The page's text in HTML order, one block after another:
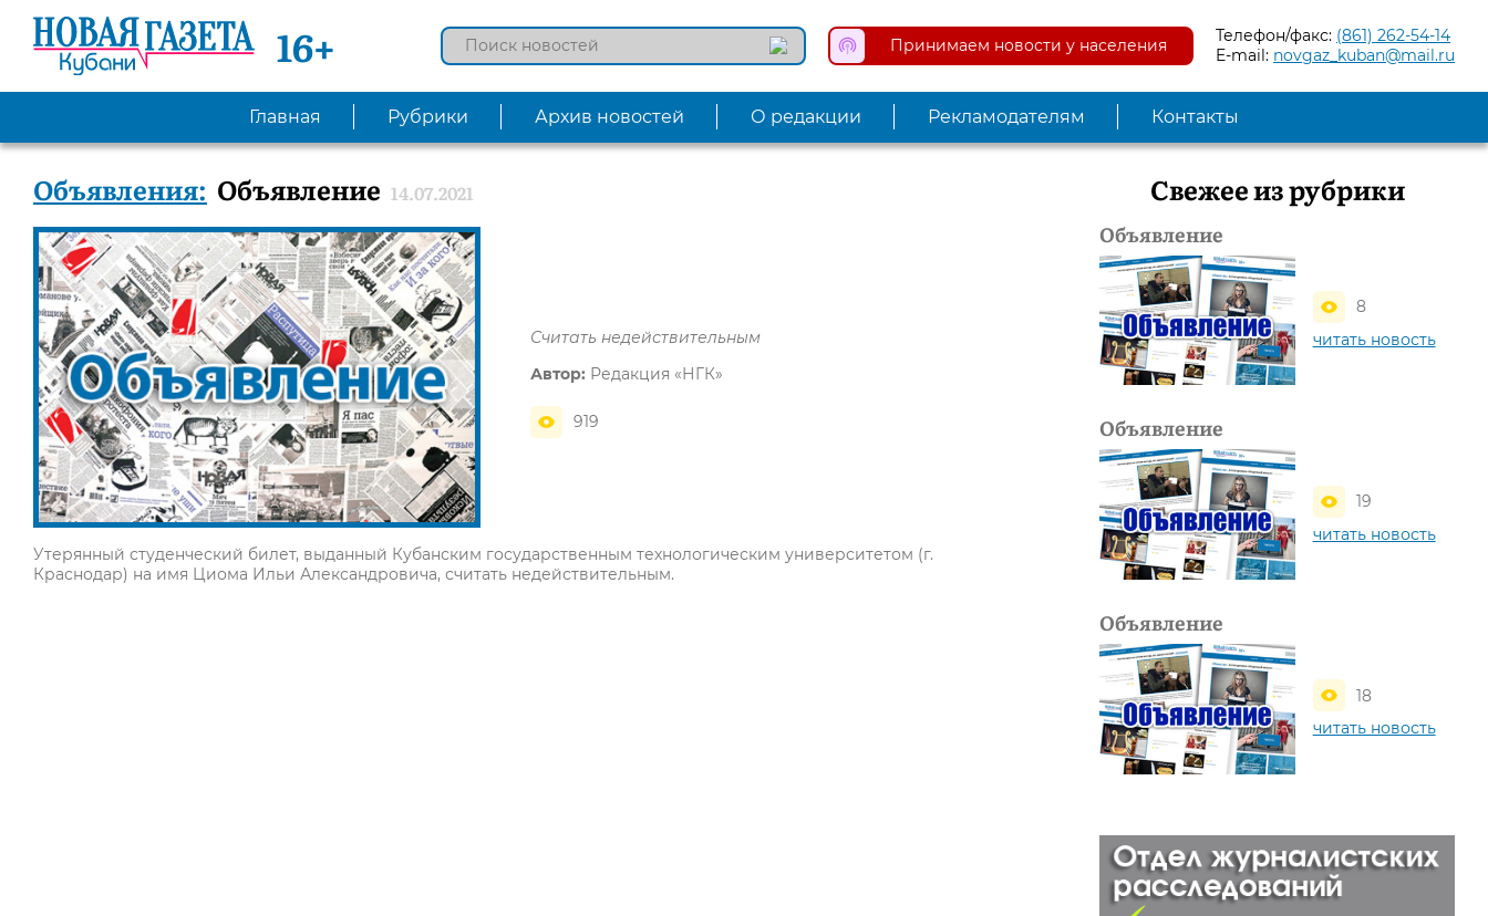
16+ Принимаем новости у населения Телефон/факс: (861) 262-54-14
E-mail: novgaz_kuban@mail.ru
Главная Рубрики Архив новостей О редакции Рекламодателям Контакты
Объявления: Объявление 14.07.2021
Считать недействительным
Автор: Редакция «НГК»
919
Утерянный студенческий билет, выданный Кубанским государственным технологическим университетом (г.
Краснодар) на имя Циома Ильи Александровича, считать недействительным.
Свежее из рубрики
Объявление
8
читать новость
Объявление
19
читать новость
Объявление
18
читать новость